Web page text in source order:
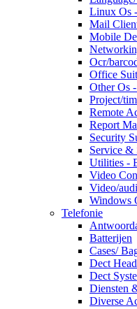
Linux Os
Mail
Mobile
Ocr/
Office
Other Os
Project/
Remote
Report
Security
Service &
Utilities -
Video
Video/
Windows
Telefonie
Batterijen
Cases/
Dect
Dect
Diensten
Diverse